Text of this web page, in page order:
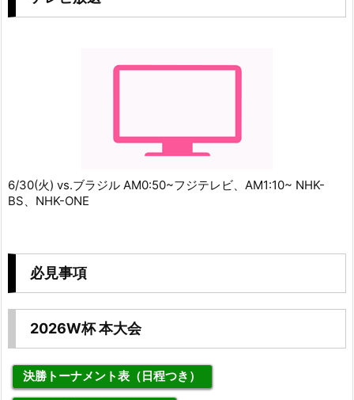
6/30(火) vs.ブラジル AM0:50~フジテレビ、AM1:10~ NHK-
BS、NHK-ONE
必見事項
2026W杯 本大会
決勝トーナメント表（日程つき）